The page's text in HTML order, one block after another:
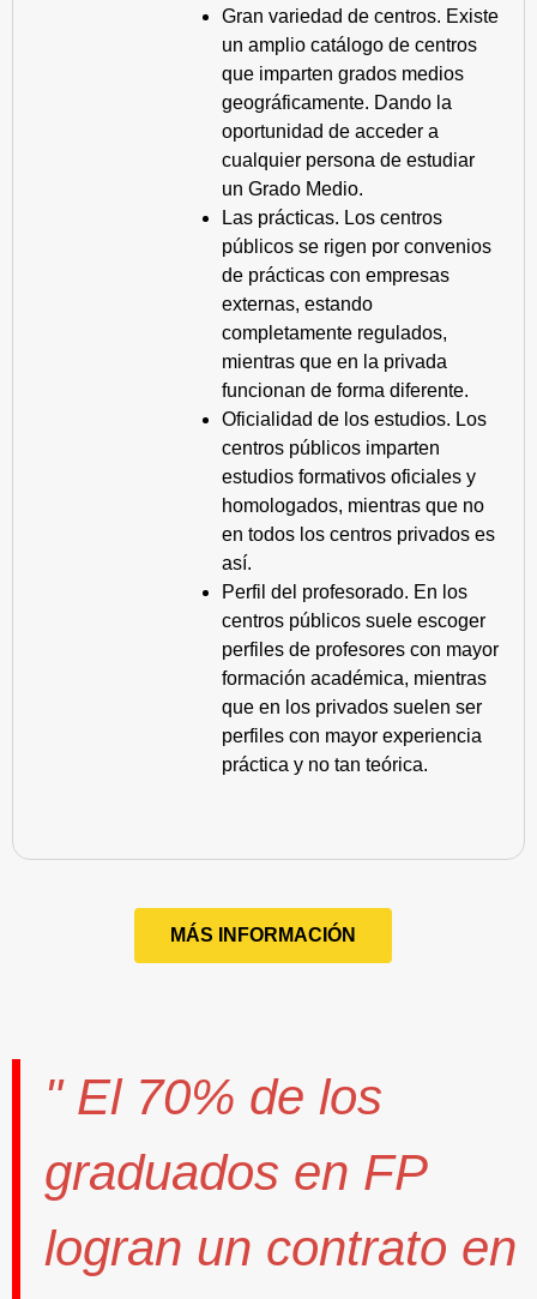
Gran variedad de centros. Existe
un amplio catálogo de centros
que imparten grados medios
geográficamente. Dando la
oportunidad de acceder a
cualquier persona de estudiar
un Grado Medio.
Las prácticas. Los centros
públicos se rigen por convenios
de prácticas con empresas
externas, estando
completamente regulados,
mientras que en la privada
funcionan de forma diferente.
Oficialidad de los estudios. Los
centros públicos imparten
estudios formativos oficiales y
homologados, mientras que no
en todos los centros privados es
así.
Perfil del profesorado. En los
centros públicos suele escoger
perfiles de profesores con mayor
formación académica, mientras
que en los privados suelen ser
perfiles con mayor experiencia
práctica y no tan teórica.
MÁS INFORMACIÓN
" El 70% de los
graduados en FP
logran un contrato en